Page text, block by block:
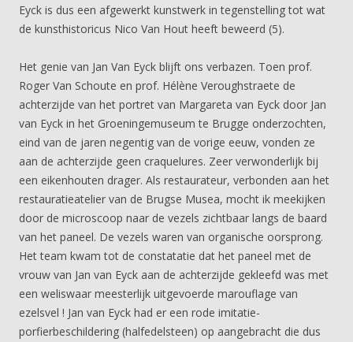
Eyck is dus een afgewerkt kunstwerk in tegenstelling tot wat
de kunsthistoricus Nico Van Hout heeft beweerd (5).
Het genie van Jan Van Eyck blijft ons verbazen. Toen prof.
Roger Van Schoute en prof. Hélène Veroughstraete de
achterzijde van het portret van Margareta van Eyck door Jan
van Eyck in het Groeningemuseum te Brugge onderzochten,
eind van de jaren negentig van de vorige eeuw, vonden ze
aan de achterzijde geen craquelures. Zeer verwonderlijk bij
een eikenhouten drager. Als restaurateur, verbonden aan het
restauratieatelier van de Brugse Musea, mocht ik meekijken
door de microscoop naar de vezels zichtbaar langs de baard
van het paneel. De vezels waren van organische oorsprong.
Het team kwam tot de constatatie dat het paneel met de
vrouw van Jan van Eyck aan de achterzijde gekleefd was met
een weliswaar meesterlijk uitgevoerde marouflage van
ezelsvel ! Jan van Eyck had er een rode imitatie-
porfierbeschildering (halfedelsteen) op aangebracht die dus